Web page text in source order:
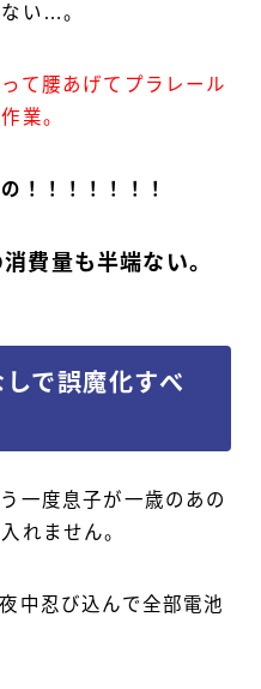
い…。
て腰あげてプラレール
業。
！！！！！！！
費量も半端ない。
で誤魔化すべ
一度息子が一歳のあの
れません。
中忍び込んで全部電池